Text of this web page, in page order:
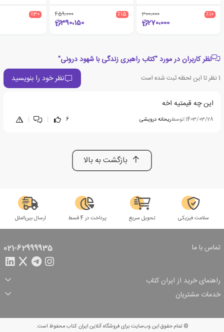
٪10 300،000
270،000
٪15 459،000
390،150
٪30
نظر کاربران در مورد "کتاب راهبری زندگی با شهود درونی"
1نظر تا این لحظه ثبت شده است نظر خود را بنویسید
این چه قیمتیه اخه
1403/03/28
|توسطریحانه درویشی 6
|
|
بازگشت به بالا
سلامت فیزیکی تحویل سریع پرداخت در 4 قسط ارسال بین‌الملل
تماس با ما 021-62999935
راهنمای خرید از ایران کتاب
ثبت سفارش
شرایط ارسال سفارش
شیوه پرداخت
تخفیف‌های خرید
خدمات مشتریان
© تمام حقوق این وب‌سایت برای فروشگاه آنلاین ایران کتاب محفوظ است.